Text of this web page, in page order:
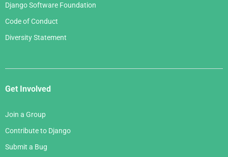
Django Software Foundation
Code of Conduct
Diversity Statement
Get Involved
Join a Group
Contribute to Django
Submit a Bug